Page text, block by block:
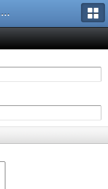
Форум EXTRACTOR.ru